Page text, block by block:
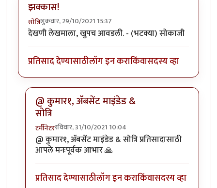
झक्कास!
सोत्रिशुक्रवार, 29/10/2021 15:37
देखणी लेखमाला, खुपच आवडली. - (भटक्या) सोकाजी
प्रतिसाद देण्यासाठीलॉग इन कराकिंवासदस्य व्हा
@ कुमार१, ॲबसेंट माइंडेड &
सोत्रि
टर्मीनेटररविवार, 31/10/2021 10:04
In reply toझक्कास!byसोत्रि
@ कुमार१, ॲबसेंट माइंडेड & सोत्रि प्रतिसादासाठी
आपले मनःपूर्वक आभार 🙏
प्रतिसाद देण्यासाठीलॉग इन कराकिंवासदस्य व्हा